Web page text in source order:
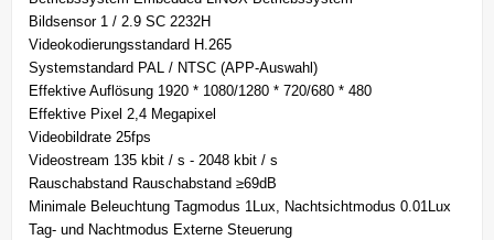
Bildsensor 1 / 2.9 SC 2232H
Videokodierungsstandard H.265
Systemstandard PAL / NTSC (APP-Auswahl)
Effektive Auflösung 1920 * 1080/1280 * 720/680 * 480
Effektive Pixel 2,4 Megapixel
Videobildrate 25fps
Videostream 135 kbit / s - 2048 kbit / s
Rauschabstand Rauschabstand ≥69dB
Minimale Beleuchtung Tagmodus 1Lux, Nachtsichtmodus 0.01Lux
Tag- und Nachtmodus Externe Steuerung